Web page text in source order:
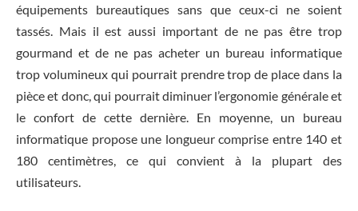
équipements bureautiques sans que ceux-ci ne soient
tassés. Mais il est aussi important de ne pas être trop
gourmand et de ne pas acheter un bureau informatique
trop volumineux qui pourrait prendre trop de place dans la
pièce et donc, qui pourrait diminuer l’ergonomie générale et
le confort de cette dernière. En moyenne, un bureau
informatique propose une longueur comprise entre 140 et
180 centimètres, ce qui convient à la plupart des
utilisateurs.